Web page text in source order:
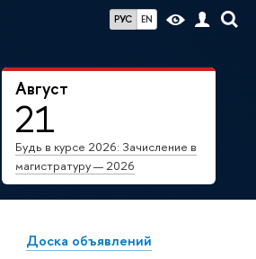
РУС EN
Август
21
Будь в курсе 2026: Зачисление в
магистратуру — 2026
Доска объявлений